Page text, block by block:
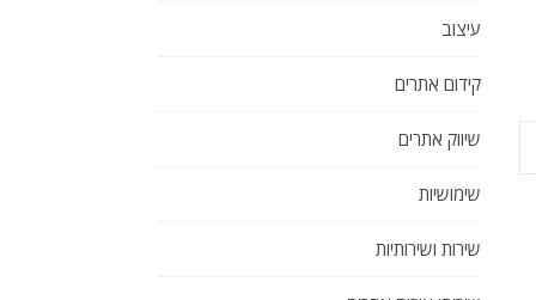
עיצוב
קידום אתרים
שיווק אתרים
שימושיות
שירות ושירותיות